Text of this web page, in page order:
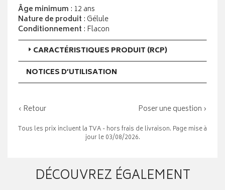
Âge minimum : 12 ans
Nature de produit : Gélule
Conditionnement : Flacon
CARACTÉRISTIQUES PRODUIT (RCP)
NOTICES D’UTILISATION
‹ Retour Poser une question ›
Tous les prix incluent la TVA - hors frais de livraison. Page mise à
jour le 03/08/2026.
DÉCOUVREZ ÉGALEMENT